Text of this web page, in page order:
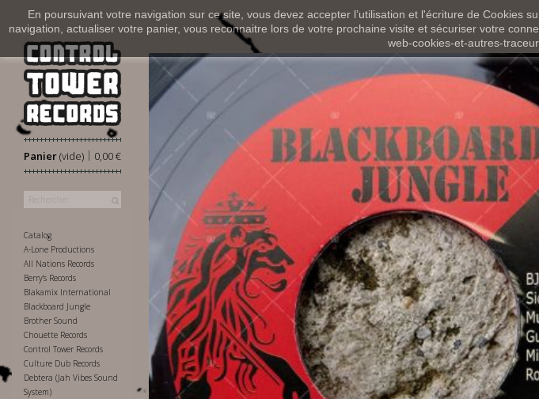
En poursuivant votre navigation sur ce site, vous devez accepter l’utilisation et l'écriture de
navigation, actualiser votre panier, vous reconnaitre lors de votre prochaine visite et sécuriser votre
web-cookies-et-autres-
Panier 0,00 €
|
(vide)
Catalog
A-Lone Productions
All Nations Records
Berry's Records
Blakamix International
Blackboard Jungle
Brother Sound
Chouette Records
Control Tower Records
Culture Dub Records
Debtera (Jah Vibes Sound
System)